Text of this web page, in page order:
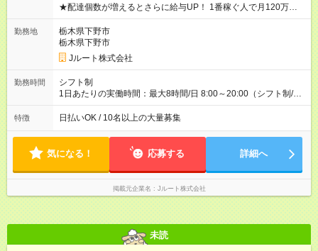
★配達個数が増えるとさらに給与UP！ 1番稼ぐ人で月120万ほ
ど！ ・主要都市エリア 月収55万円／週5日稼働 月収65万~112
万円／週6日稼働 ・地方郊外エリア 月収40万円／週5日稼働 月
収40万円~50万円／週6日稼働 ＜モデルイメージ＞ ■月収50万
円 (27歳男性/江東区在住)※元建築関係 1日150個配達×25日勤務
(日休み) ■月収80万円(43歳男性/墨田区在住)※元営業 1日200個
勤務地
栃木県下野市
栃木県下野市
Jルート株式会社
勤務時間
シフト制
1日あたりの実働時間：最大8時間/日 8:00～20:00（シフト制/実
働8時間） ※週5日勤務（場所次第では週4も有り） ※配達状況に
よって時間外での勤務可能性有り ※案件により多少の前後あり
特徴 日払いOK / 10名以上の大量募集
気になる！ 応募する 詳細へ
掲載元企業名 Jルート株式会社
未読